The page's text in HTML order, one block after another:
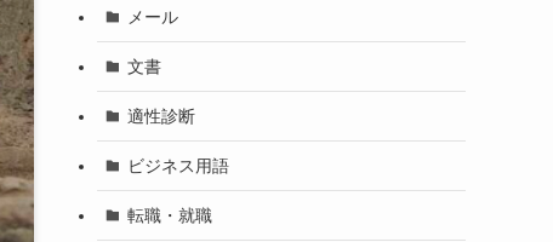
メール
文書
適性診断
ビジネス用語
転職・就職